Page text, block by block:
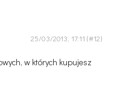
25/03/2013, 17:11
w których kupujesz